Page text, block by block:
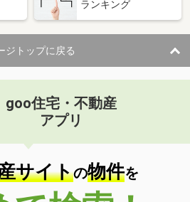
ランキング
ジトップに戻る
goo住宅・不動産
アプリ
サイトの物件を